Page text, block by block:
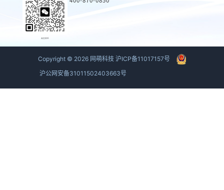
商务联系
Copyright © 2026 网萌科技 沪ICP备11017157号
沪公网安备31011502403663号